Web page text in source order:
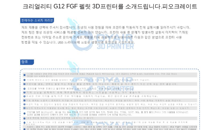
크리얼리티 G12 FGF 펠릿 3D프린터를 소개드립니다.피오크레이트